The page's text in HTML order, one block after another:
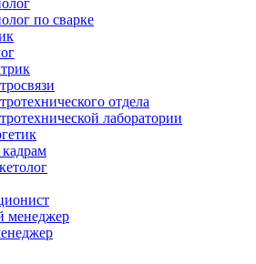
по сварке
отдела
лаборатории
менеджер